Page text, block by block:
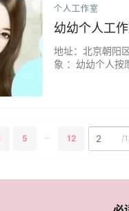
个人工作室
幼幼个人工
地址：北京朝阳
象 ：幼幼个人按
5 12 /